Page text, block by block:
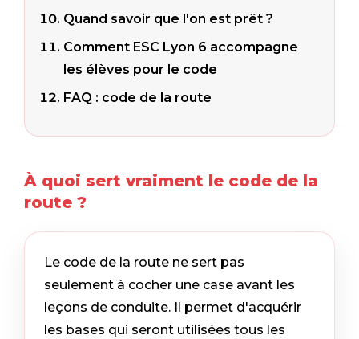
Quand savoir que l'on est prêt ?
Comment ESC Lyon 6 accompagne
les élèves pour le code
FAQ : code de la route
À quoi sert vraiment le code de la
route ?
Le code de la route ne sert pas
seulement à cocher une case avant les
leçons de conduite. Il permet d'acquérir
les bases qui seront utilisées tous les